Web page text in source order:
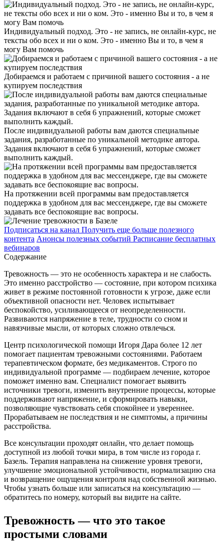
Индивидуальный подход. Это - не запись, не онлайн-курс, не
тексты обо всех и ни о ком. Это - именно Вы и то, в чем я
могу Вам помочь
Добираемся и работаем с причиной вашего состояния - а не
купируем последствия
После индивидуальной работы вам даются специальные
задания, разработанные по уникальной методике автора.
Задания включают в себя 6 упражнений, которые сможет
выполнить каждый.
На протяжении всей программы вам предоставляется
поддержка в удобном для вас мессенджере, где вы сможете
задавать все беспокоящие вас вопросы.
Подписаться на канал Получить еще больше полезного
контента Анонсы полезных событий Расписание бесплатных
вебинаров
Содержание
Тревожность — это не особенность характера и не слабость.
Это именно расстройство — состояние, при котором психика
живет в режиме постоянной готовности к угрозе, даже если
объективной опасности нет. Человек испытывает
беспокойство, усиливающееся от неопределенности.
Развиваются напряжение в теле, трудности со сном и
навязчивые мысли, от которых сложно отвлечься.
Центр психологической помощи Игоря Дара более 12 лет
помогает пациентам тревожными состояниями. Работаем
терапевтическом формате, без медикаментов. Строго по
индивидуальной программе — подбираем лечение, которое
поможет именно вам. Специалист помогает выявить
источники тревоги, изменить внутренние процессы, которые
поддерживают напряжение, и сформировать навыки,
позволяющие чувствовать себя спокойнее и увереннее.
Прорабатываем не последствия и не симптомы, а причины
расстройства.
Все консультации проходят онлайн, что делает помощь
доступной из любой точки мира, в том числе из города г.
Базель. Терапия направлена на снижение уровня тревоги,
улучшение эмоциональной устойчивости, нормализацию сна
и возвращение ощущения контроля над собственной жизнью.
Чтобы узнать больше или записаться на консультацию —
обратитесь по номеру, который вы видите на сайте.
Тревожность — что это такое
простыми словами